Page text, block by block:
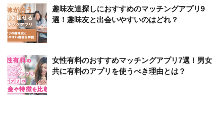
趣味友達探しにおすすめのマッチングアプリ9
選！趣味友と出会いやすいのはどれ？
女性有料のおすすめマッチングアプリ7選！男女
共に有料のアプリを使うべき理由とは？